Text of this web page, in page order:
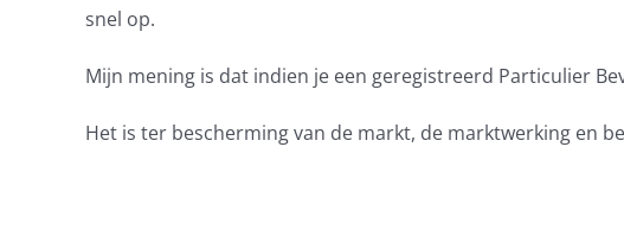
snel op.
Mijn mening is dat indien je een geregistreerd Particulier
Het is ter bescherming van de markt, de marktwerking en